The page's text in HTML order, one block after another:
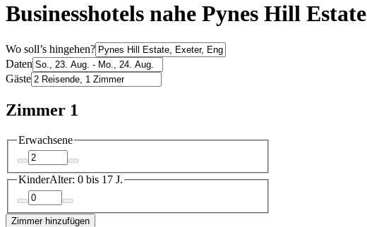
Businesshotels nahe Pynes Hill Estate
Wo soll’s hingehen?
Daten
Gäste
Zimmer 1
Erwachsene
KinderAlter: 0 bis 17 J.
Zimmer hinzufügen